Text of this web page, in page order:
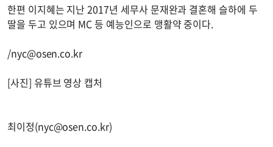
한편 이지혜는 지난 2017년 세무사 문재완과 결혼해 슬하에 두
딸을 두고 있으며 MC 등 예능인으로 맹활약 중이다.
/nyc@osen.co.kr
[사진] 유튜브 영상 캡처
최이정(nyc@osen.co.kr)